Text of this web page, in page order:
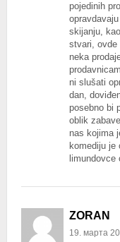
pojedinih
skijanju,
stvari, ovde
neka
ni slušati
dan,
posebno bi
oblik
nas kojima
komediju je
ZORAN
19. марта